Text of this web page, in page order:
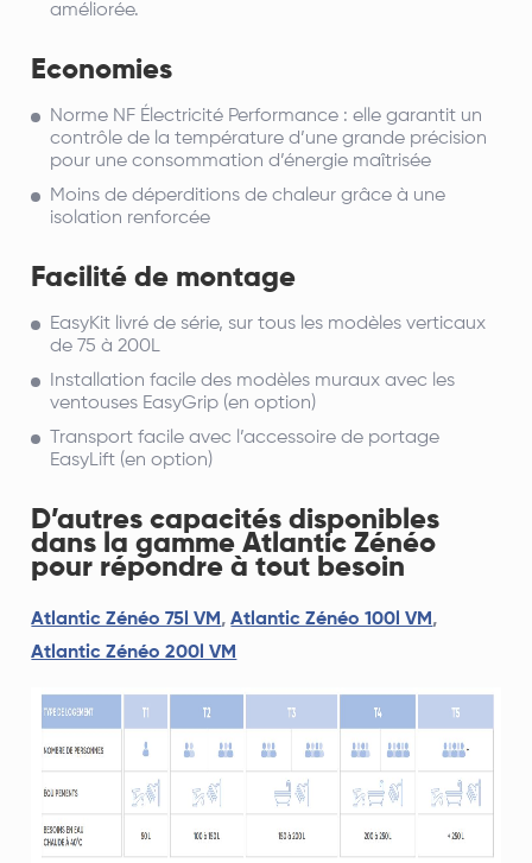
améliorée.
Economies
Norme NF Électricité Performance :elle garantit un
contrôle de la température d’une grande précision
pour une consommation d’énergie maîtrisée
Moins de déperditions de chaleurgrâce à une
isolation renforcée
Facilité de montage
EasyKit livré de série, sur tous les modèles verticaux
de 75 à 200L
Installation facile des modèles muraux avec les
ventouses EasyGrip (en option)
Transport facile avec l’accessoire de portage
EasyLift (en option)
D’autres capacités disponibles
dans la gamme Atlantic Zénéo
pour répondre à tout besoin
Atlantic Zénéo 75l VM,Atlantic Zénéo 100l VM,
Atlantic Zénéo 200l VM